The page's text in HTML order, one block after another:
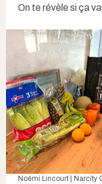
On te révèle si ça
Noémi Lincourt | Narcity